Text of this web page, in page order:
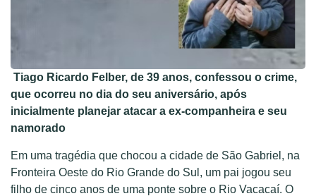
Tiago Ricardo Felber, de 39 anos, confessou o crime,
que ocorreu no dia do seu aniversário, após
inicialmente planejar atacar a ex-companheira e seu
namorado
Em uma tragédia que chocou a cidade de São Gabriel, na
Fronteira Oeste do Rio Grande do Sul, um pai jogou seu
filho de cinco anos de uma ponte sobre o Rio Vacacaí. O